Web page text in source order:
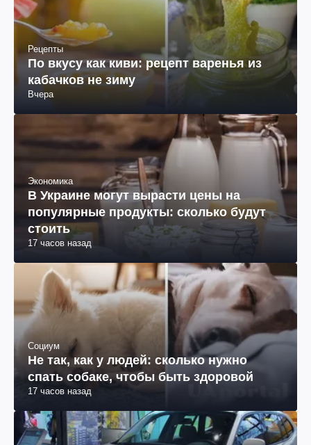
Рецепты
По вкусу как киви: рецепт варенья из
кабачков не зиму
Вчера
Экономика
В Украине могут вырасти цены на
популярные продукты: сколько будут
стоить
17 часов назад
Социум
Не так, как у людей: сколько нужно
спать собаке, чтобы быть здоровой
17 часов назад